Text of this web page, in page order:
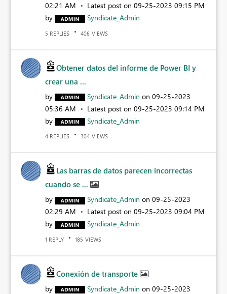
02:21 AM
Latest post on ‎09-25-2023 09:15 PM
by
Syndicate_Admin
5 REPLIES 406 VIEWS
Obtener datos del informe de Power BI y
crear una ...
by Syndicate_Admin on ‎09-25-2023
05:36 AM
Latest post on ‎09-25-2023 09:14 PM
by
Syndicate_Admin
4 REPLIES 304 VIEWS
Las barras de datos parecen incorrectas
cuando se ...
by Syndicate_Admin on ‎09-25-2023
02:29 AM
Latest post on ‎09-25-2023 09:04 PM
by
Syndicate_Admin
1 REPLY 185 VIEWS
Conexión de transporte
by Syndicate_Admin on ‎09-25-2023